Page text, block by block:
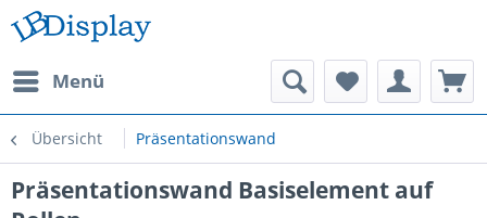
Menü
Übersicht Präsentationswand
Präsentationswand Basiselement auf